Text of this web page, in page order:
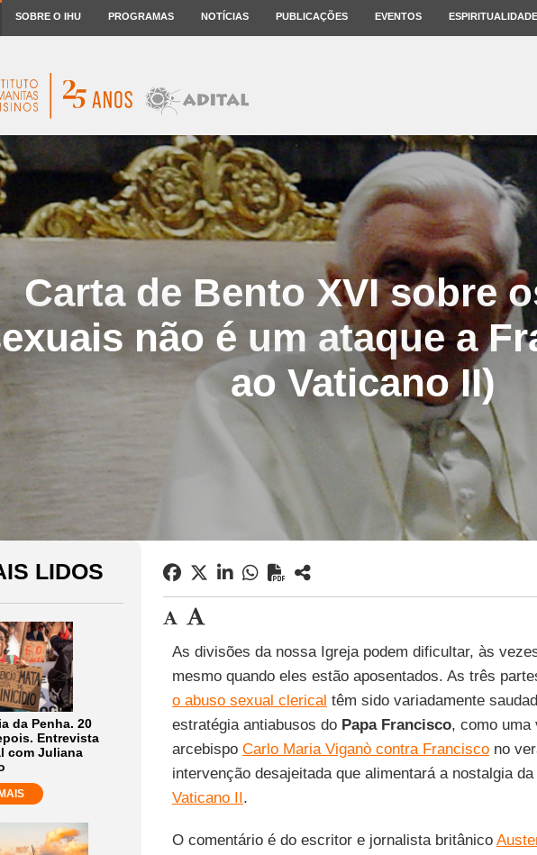
SOBRE O IHU PROGRAMAS NOTÍCIAS PUBLICAÇÕES EVENTOS ESPIRITUALIDADE
Carta de Bento XVI sobre
não é um ataque a
ao Vaticano II)
LIDOS
da Penha. 20
Entrevista
com Juliana
As divisões da nossa Igreja podem dificultar, às
mesmo quando eles estão aposentados. As três
o abuso sexual clerical têm sido variadamente
estratégia antiabusos do Papa Francisco, como uma
arcebispo Carlo Maria Viganò contra Franciscono
intervenção desajeitada que alimentará a nostalgia
Vaticano II.
O comentário é do escritor e jornalista britânico